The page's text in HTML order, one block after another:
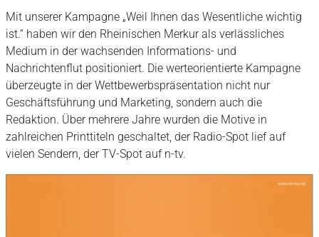
Mit unserer Kampagne „Weil Ihnen das Wesentliche wichtig
ist.“ haben wir den Rheinischen Merkur als verlässliches
Medium in der wachsenden Informations- und
Nachrichtenflut positioniert. Die werteorientierte Kampagne
überzeugte in der Wettbewerbspräsentation nicht nur
Geschäftsführung und Marketing, sondern auch die
Redaktion. Über mehrere Jahre wurden die Motive in
zahlreichen Printtiteln geschaltet, der Radio-Spot lief auf
vielen Sendern, der TV-Spot auf n-tv.